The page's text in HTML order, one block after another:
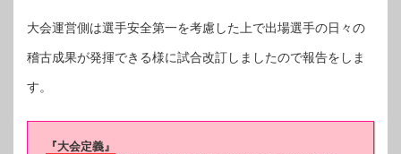
大会運営側は選手安全第一を考慮した上で出場選手の日々の
稽古成果が発揮できる様に試合改訂しましたので報告をしま
す。
『大会定義』